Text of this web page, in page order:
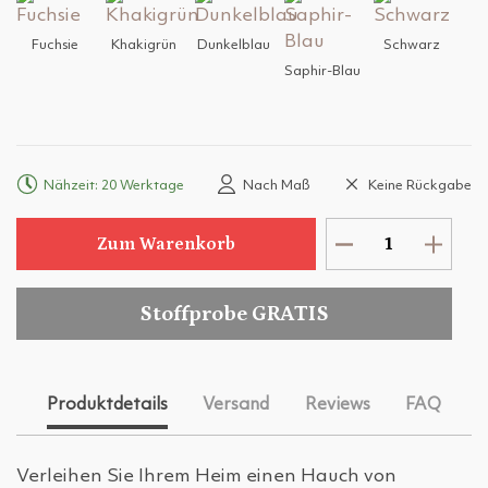
Fuchsie Khakigrün
Dunkelblau
Saphir-Blau
Schwarz
Nähzeit: 20 Werktage Nach Maß Keine Rückgabe
Zum Warenkorb
Stoffprobe GRATIS
Produktdetails Versand Reviews FAQ
Verleihen Sie Ihrem Heim einen Hauch von